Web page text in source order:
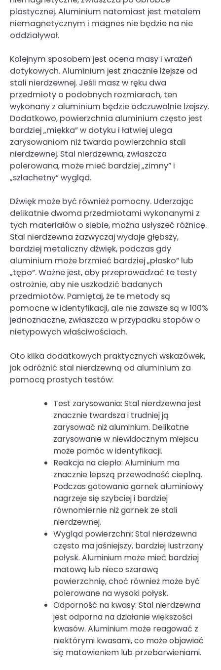
plastycznej. Aluminium natomiast jest metalem
niemagnetycznym i magnes nie będzie na nie
oddziaływał.
Kolejnym sposobem jest ocena masy i wrażeń
dotykowych. Aluminium jest znacznie lżejsze od
stali nierdzewnej. Jeśli masz w ręku dwa
przedmioty o podobnych rozmiarach, ten
wykonany z aluminium będzie odczuwalnie lżejszy.
Dodatkowo, powierzchnia aluminium często jest
bardziej „miękka” w dotyku i łatwiej ulega
zarysowaniom niż twarda powierzchnia stali
nierdzewnej. Stal nierdzewna, zwłaszcza
polerowana, może mieć bardziej „zimny” i
„szlachetny” wygląd.
Dźwięk może być również pomocny. Uderzając
delikatnie dwoma przedmiotami wykonanymi z
tych materiałów o siebie, można usłyszeć różnicę.
Stal nierdzewna zazwyczaj wydaje głębszy,
bardziej metaliczny dźwięk, podczas gdy
aluminium może brzmieć bardziej „płasko” lub
„tępo”. Ważne jest, aby przeprowadzać te testy
ostrożnie, aby nie uszkodzić badanych
przedmiotów. Pamiętaj, że te metody są
pomocne w identyfikacji, ale nie zawsze są w 100%
jednoznaczne, zwłaszcza w przypadku stopów o
nietypowych właściwościach.
Oto kilka dodatkowych praktycznych wskazówek,
jak odróżnić stal nierdzewną od aluminium za
pomocą prostych testów:
Test zarysowania: Stal nierdzewna jest
znacznie twardsza i trudniej ją
zarysować niż aluminium. Delikatne
zarysowanie w niewidocznym miejscu
może pomóc w identyfikacji.
Reakcja na ciepło: Aluminium ma
znacznie lepszą przewodność cieplną.
Podczas gotowania garnek aluminiowy
nagrzeje się szybciej i bardziej
równomiernie niż garnek ze stali
nierdzewnej.
Wygląd powierzchni: Stal nierdzewna
często ma jaśniejszy, bardziej lustrzany
połysk. Aluminium może mieć bardziej
matową lub nieco szarawą
powierzchnię, choć również może być
polerowane na wysoki połysk.
Odporność na kwasy: Stal nierdzewna
jest odporna na działanie większości
kwasów. Aluminium może reagować z
niektórymi kwasami, co może objawiać
się matowieniem lub przebarwieniami.